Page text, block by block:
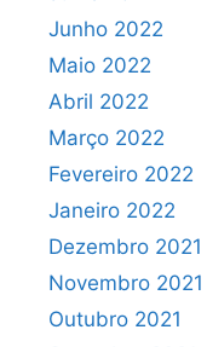
Junho 2022
Maio 2022
Abril 2022
Março 2022
Fevereiro 2022
Janeiro 2022
Dezembro 2021
Novembro 2021
Outubro 2021